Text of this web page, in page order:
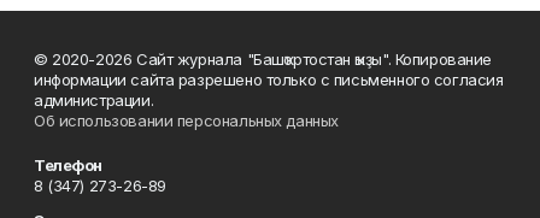
© 2020-2026 Сайт журнала "Башҡортостан ҡыҙы". Копирование
информации сайта разрешено только с письменного согласия
администрации.
Об использовании персональных данных
Телефон
8 (347) 273-26-89